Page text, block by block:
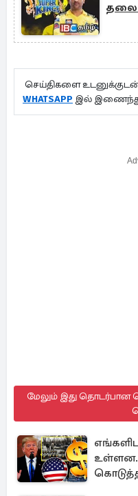
செய்திகளை
WHATSAPP இல்
மேலும் இது தொடர்பான